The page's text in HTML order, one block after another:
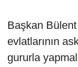
Başkan
evlatlarının
gururla